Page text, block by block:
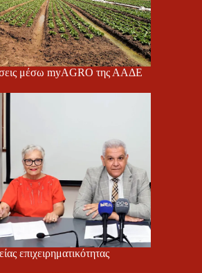
μέσω myAGRO της ΑΑΔΕ
επιχειρηματικότητας